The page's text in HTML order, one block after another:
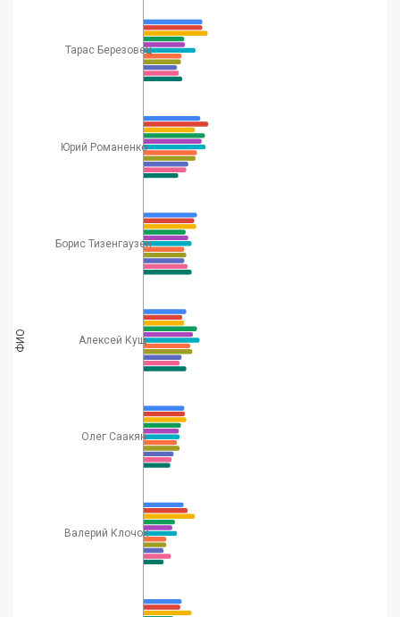
Тарас Березовец
Юрий Романенко
Борис Тизенгаузен
Алексей Кущ
Олег Саакян
Валерий Клочок
ФИО